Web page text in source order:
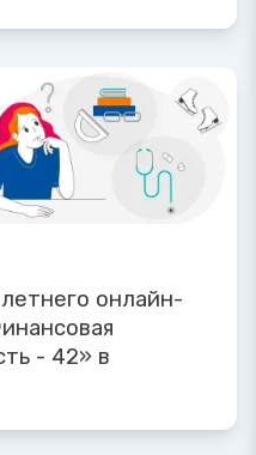
онлайн-
- 42» в